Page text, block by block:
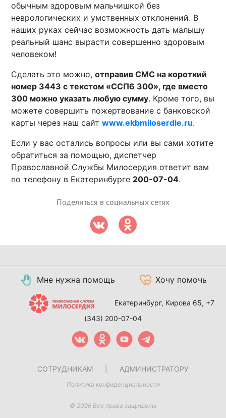
обычным здоровым мальчишкой без
неврологических и умственных отклонений. В
наших руках сейчас возможность дать малышу
реальный шанс вырасти совершенно здоровым
человеком!
Сделать это можно,отправив СМС на короткий
номер 3443 с текстом «ССП6 300», где вместо
300 можно указать любую сумму. Кроме того, вы
можете совершить пожертвование с банковской
карты через наш сайтwww.ekbmiloserdie.ru.
Если у вас остались вопросы или вы сами хотите
обратиться за помощью, диспетчер
Православной Службы Милосердия ответит вам
по телефону в Екатеринбурге 200-07-04.
Поделиться в социальных сетях
Мне нужна помощь Хочу помочь
Екатеринбург, Кирова 65, +7
(343) 200-07-04
СОТРУДНИКАМ АДМИНИСТРАТОРУ
Политика конфиденциальности
© 2026 Все права защищены